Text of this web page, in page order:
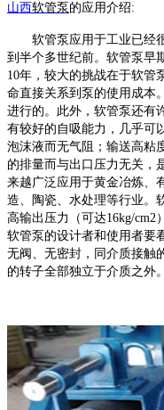
山西软管泵 的应用介绍:
软管泵应用于工业已经
到半个多世纪前。软管泵早
10年，较大的挑战在于软管
命直接关系到泵的使用成本
进行的。此外，软管泵还有
有较好的自吸能力，几乎可
泡沫液而无气阻；输送高粘
的排量而与出口压力无关，
来越广泛应用于黄金冶炼、
造、陶瓷、水处理等行业。
高输出压力（可达16kg/cm2
软管泵的设计者和使用者要
无阀、无密封，同介质接触
的转子全部独立于介质之外。